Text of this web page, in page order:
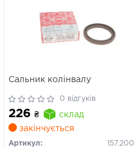
Сальник колінвалу
0 відгуків
226 ₴
склад
закінчується
Артикул:
157.200